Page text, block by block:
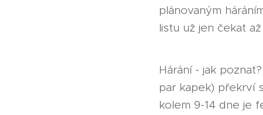
plánovaným
listu už jen čekat
Hárání - jak
par kapek) překrví
kolem 9-14 dne je